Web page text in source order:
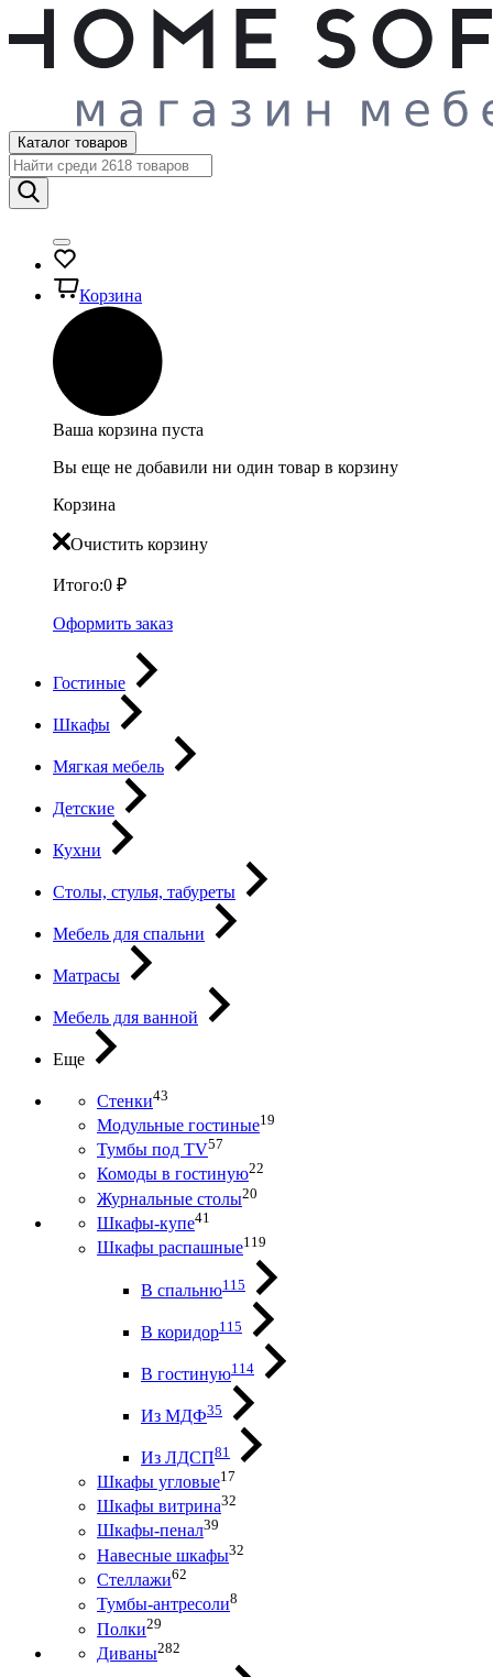
Каталог товаров
Корзина
Ваша корзина пуста
Вы еще не добавили ни один товар в корзину
Корзина
Очистить корзину
Итого:0 ₽
Оформить заказ
Гостиные
Шкафы
Мягкая мебель
Детские
Кухни
Столы, стулья, табуреты
Мебель для спальни
Матрасы
Мебель для ванной
Еще
Стенки43
Модульные гостиные19
Тумбы под ТV57
Комоды в гостиную22
Журнальные столы20
Шкафы-купе41
Шкафы распашные119
В спальню115
В коридор115
В гостиную114
Из МДФ35
Из ЛДСП81
Шкафы угловые17
Шкафы витрина32
Шкафы-пенал39
Навесные шкафы32
Стеллажи62
Тумбы-антресоли8
Полки29
Диваны282